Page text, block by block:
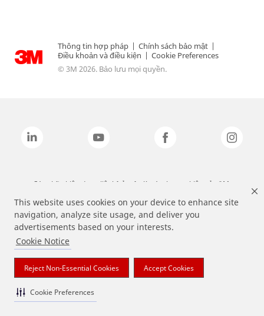
This website uses cookies on your device to enhance site
navigation, analyze site usage, and deliver you
advertisements based on your interests.
Cookie Notice
Reject Non-Essential Cookies Accept Cookies
Cookie Preferences
Thông tin hợp pháp | Chính sách bảo mật |
Điều khoản và điều kiện | Cookie Preferences
© 3M 2026. Bảo lưu mọi quyền.
Các nhãn hiệu được liệt kê ở trên là các thương hiệu của 3M.